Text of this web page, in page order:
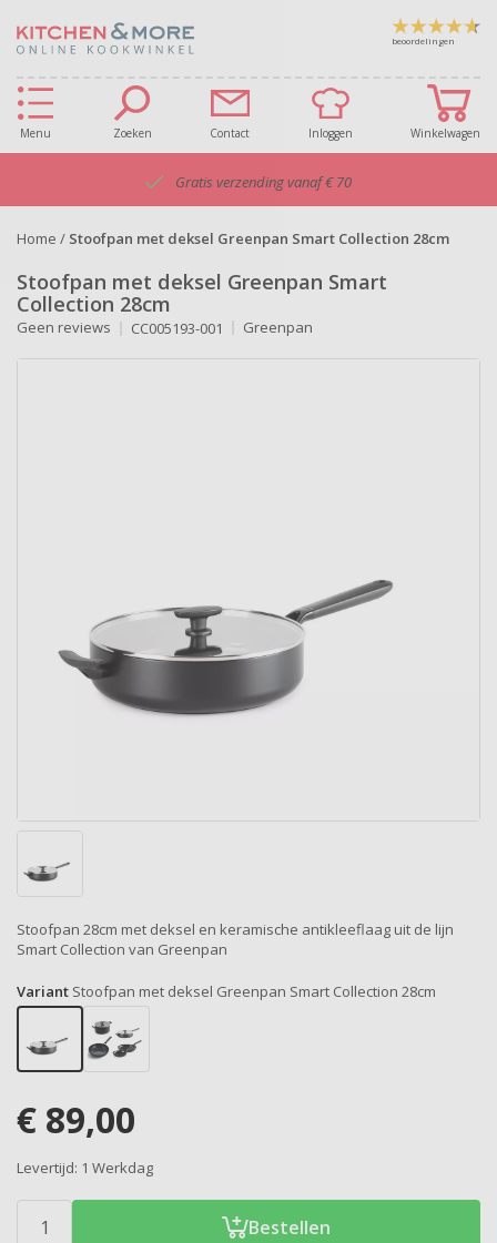
beoordelingen
Menu Zoeken Contact Inloggen Winkelwagen
Gratis verzending vanaf € 70
Home / Stoofpan met deksel Greenpan Smart Collection 28cm
Stoofpan met deksel Greenpan Smart
Collection 28cm
Geen reviews CC005193-001 Greenpan
Stoofpan 28cm met deksel en keramische antikleeflaag uit de lijn
Smart Collection van Greenpan
Variant Stoofpan met deksel Greenpan Smart Collection 28cm
€ 89,00
Levertijd: 1 Werkdag
Bestellen